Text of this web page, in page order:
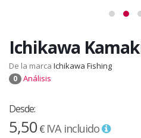
Ichikawa
De la marca Ichikawa Fishing
0 Análisis
Desde:
5,50€ IVA incluido